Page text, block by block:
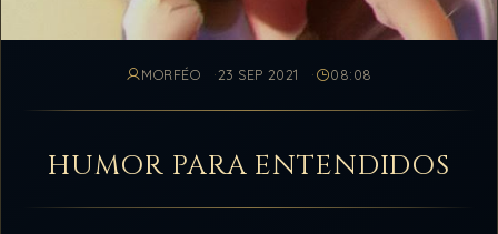
MORFÉO 23 SEP 2021 08:08
HUMOR PARA ENTENDIDOS